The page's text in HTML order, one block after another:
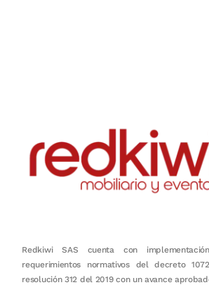
Redkiwi SAS cuenta con
requerimientos normativos del decreto
resolución 312 del 2019 con un avance